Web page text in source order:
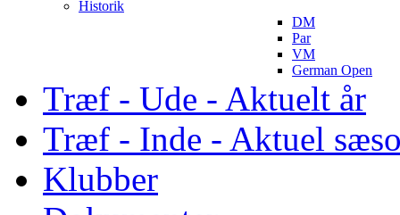
Historik
DM
Par
VM
German Open
Træf - Ude - Aktuelt år
Træf - Inde - Aktuel
Klubber